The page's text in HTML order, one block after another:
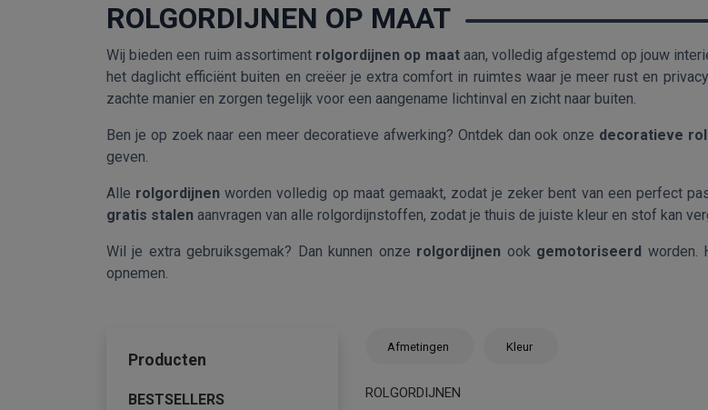
ROLGORDIJNEN OP MAAT
Wij bieden een ruim assortiment rolgordijnen op maataan, volledig afgestemd op jouw
het daglicht efficiënt buiten en creëer je extra comfort in ruimtes waar je meer rust en
zachte manier en zorgen tegelijk voor een aangename lichtinval en zicht naar buiten.
Ben je op zoek naar een meer decoratieve afwerking? Ontdek dan ook onze decoratieve
geven.
Alle rolgordijnen worden volledig op maat gemaakt, zodat je zeker bent van een perfect
gratis stalen aanvragen van alle rolgordijnstoffen, zodat je thuis de juiste kleur en stof kan
Wil je extra gebruiksgemak? Dan kunnen onze rolgordijnen ook gemotoriseerd worden.
opnemen.
Producten
BESTSELLERS
Afmetingen Kleur
ROLGORDIJNEN